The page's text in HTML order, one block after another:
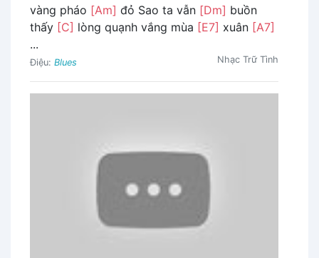
vàng pháo [Am] đỏ Sao ta vẫn [Dm] buồn
thấy [C] lòng quạnh vắng mùa [E7] xuân [A7]
...
Điệu: Blues Nhạc Trữ Tình